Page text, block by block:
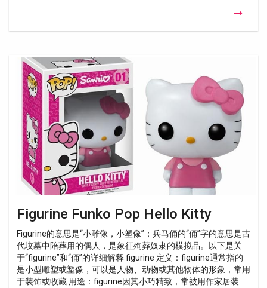
Figurine Funko Pop Hello Kitty
Figurine的意思是“小雕像，小塑像”；兵马俑的“俑”字的意思是古
代坟墓中陪葬用的偶人，是象征殉葬奴隶的模拟品。以下是关
于“figurine”和“俑”的详细解释 figurine 定义：figurine通常指的
是小型雕塑或塑像，可以是人物、动物或其他物体的形象，常用
于装饰或收藏 用途：figurine因其小巧精致，常被用作家居装
Figurine
Funko
Pop
Hello
Kitty